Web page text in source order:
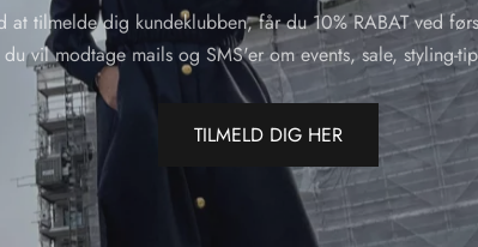
at tilmelde dig kundeklubben, får du 10% RABAT ved
du vil modtage mails og SMS'er om events, sale, styling-
TILMELD DIG HER
Del